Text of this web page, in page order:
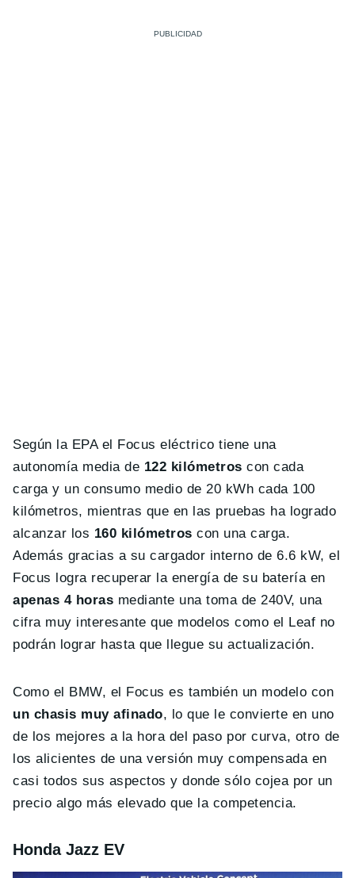
Según la EPA el Focus eléctrico tiene una
autonomía media de 122 kilómetros con cada
carga y un consumo medio de 20 kWh cada 100
kilómetros, mientras que en las pruebas ha logrado
alcanzar los 160 kilómetros con una carga.
Además gracias a su cargador interno de 6.6 kW, el
Focus logra recuperar la energía de su batería en
apenas 4 horas mediante una toma de 240V, una
cifra muy interesante que modelos como el Leaf no
podrán lograr hasta que llegue su actualización.
Como el BMW, el Focus es también un modelo con
un chasis muy afinado, lo que le convierte en uno
de los mejores a la hora del paso por curva, otro de
los alicientes de una versión muy compensada en
casi todos sus aspectos y donde sólo cojea por un
precio algo más elevado que la competencia.
Honda Jazz EV